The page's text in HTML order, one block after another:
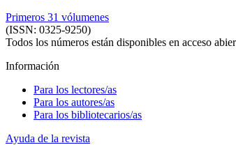
Primeros 31 vólumenes
(ISSN: 0325-9250)
Todos los números están disponibles en acceso
Información
Para los lectores/as
Para los autores/as
Para los bibliotecarios/as
Ayuda de la revista